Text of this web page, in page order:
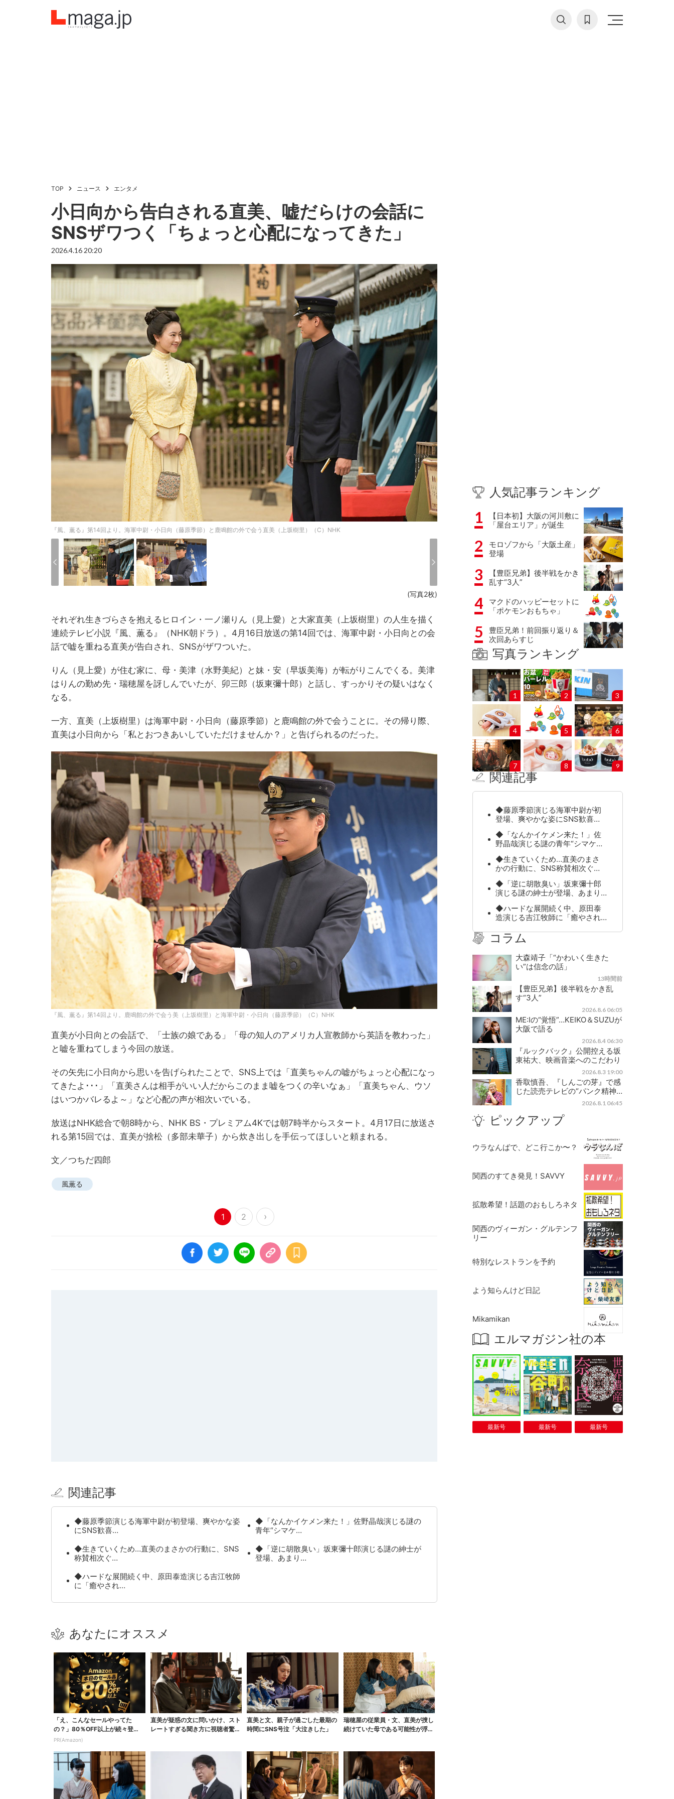
TOP ニュース エンタメ
小日向から告白される直美、嘘だらけの会話に
SNSザワつく「ちょっと心配になってきた」
2026.4.16 20:20
『風、薫る』第14回より。海軍中尉・小日向（藤原季節）と鹿鳴館の外で会う直美（上坂樹里）（C）NHK
(写真2枚)
それぞれ生きづらさを抱えるヒロイン・一ノ瀬りん（見上愛）と大家直美（上坂樹里）の人生を描く
連続テレビ小説『風、薫る』（NHK朝ドラ）。4月16日放送の第14回では、海軍中尉・小日向との会
話で嘘を重ねる直美が告白され、SNSがザワついた。
りん（見上愛）が住む家に、母・美津（水野美紀）と妹・安（早坂美海）が転がりこんでくる。美津
はりんの勤め先・瑞穂屋を訝しんでいたが、卯三郎（坂東彌十郎）と話し、すっかりその疑いはなく
なる。
一方、直美（上坂樹里）は海軍中尉・小日向（藤原季節）と鹿鳴館の外で会うことに。その帰り際、
直美は小日向から「私とおつきあいしていただけませんか？」と告げられるのだった。
『風、薫る』第14回より。鹿鳴館の外で会う美（上坂樹里）と海軍中尉・小日向（藤原季節）（C）NHK
直美が小日向との会話で、「士族の娘である」「母の知人のアメリカ人宣教師から英語を教わった」
と嘘を重ねてしまう今回の放送。
その矢先に小日向から思いを告げられたことで、SNS上では「直美ちゃんの嘘がちょっと心配になっ
てきたよ･･･」「直美さんは相手がいい人だからこのまま嘘をつくの辛いなぁ」「直美ちゃん、ウソ
はいつかバレるよ～」など心配の声が相次いでいる。
放送はNHK総合で朝8時から、NHK BS・プレミアム4Kでは朝7時半からスタート。4月17日に放送さ
れる第15回では、直美が捨松（多部未華子）から炊き出しを手伝ってほしいと頼まれる。
文／つちだ四郎
風薫る
1 2 ›
関連記事
◆藤原季節演じる海軍中尉が初登場、爽やかな姿
にSNS歓喜…
◆「なんかイケメン来た！」佐野晶哉演じる謎の
青年“シマケ…
◆生きていくため…直美のまさかの行動に、SNS
称賛相次ぐ…
◆「逆に胡散臭い」坂東彌十郎演じる謎の紳士が
登場、あまり…
◆ハードな展開続く中、原田泰造演じる吉江牧師
に「癒やされ…
あなたにオススメ
「え、こんなセールやってた
の？」80％OFF以上が続々登
場！Amazonの本気が...
PR(Amazon)
直美が疑惑の文に問いかけ、スト
レートすぎる聞き方に視聴者驚き
直美と文、親子が過ごした最期の
時間にSNS号泣「大泣きした」
瑞穂屋の従業員・文、直美が捜し
続けていた母である可能性が浮
人気記事ランキング
1
【日本初】大阪の河川敷に
「屋台エリア」が誕生
2
モロゾフから「大阪土産」
登場
3
【豊臣兄弟】後半戦をかき
乱す“3人”
4
マクドのハッピーセットに
「ポケモンおもちゃ」
5
豊臣兄弟！前回振り返り＆
次回あらすじ
写真ランキング
1 2 3
4 5 6
7 8 9
関連記事
◆藤原季節演じる海軍中尉が初
登場、爽やかな姿にSNS歓喜…
◆「なんかイケメン来た！」佐
野晶哉演じる謎の青年“シマケ…
◆生きていくため…直美のまさ
かの行動に、SNS称賛相次ぐ…
◆「逆に胡散臭い」坂東彌十郎
演じる謎の紳士が登場、あまり…
◆ハードな展開続く中、原田泰
造演じる吉江牧師に「癒やされ…
コラム
大森靖子「“かわいく生きた
い”は信念の話」
13時間前
【豊臣兄弟】後半戦をかき乱
す“3人”
2026.8.6 06:05
ME:Iの“覚悟”…KEIKO＆SUZUが
大阪で語る
2026.8.4 06:30
『ルックバック』公開控える坂
東祐大、映画音楽へのこだわり
2026.8.3 19:00
香取慎吾、『しんごの芽』で感
じた読売テレビの“パンク精神…
2026.8.1 06:45
ピックアップ
ウラなんばで、どこ行こか〜？
関西のすてき発見！SAVVY
拡散希望！話題のおもしろネタ
関西のヴィーガン・グルテンフ
リー
特別なレストランを予約
よう知らんけど日記
Mikamikan
エルマガジン社の本
最新号 最新号 最新号